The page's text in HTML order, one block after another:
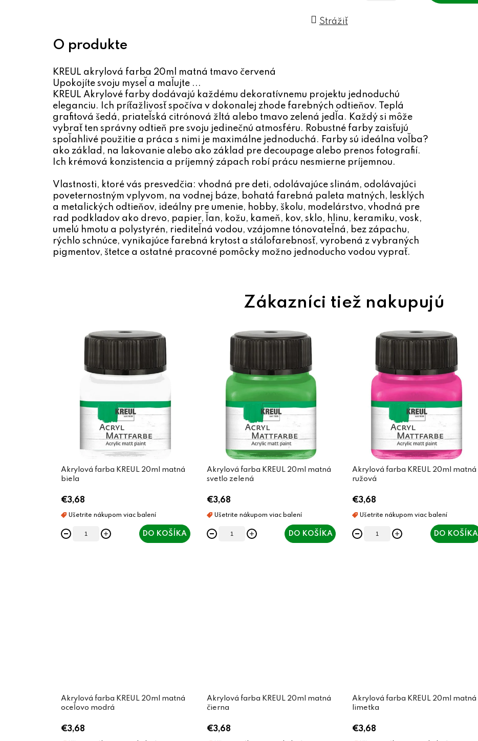
Strážiť
KREUL akrylová farba 20ml matná tmavo červená
Upokojíte svoju myseľ a maľujte ...
KREUL Akrylové farby dodávajú každému dekoratívnemu projektu jednoduchú
eleganciu. Ich príťažlivosť spočíva v dokonalej zhode farebných odtieňov. Teplá
grafitová šedá, priateľská citrónová žltá alebo tmavo zelená jedľa. Každý si môže
vybrať ten správny odtieň pre svoju jedinečnú atmosféru. Robustné farby zaisťujú
spoľahlivé použitie a práca s nimi je maximálne jednoduchá. Farby sú ideálna voľba?
ako základ, na lakovanie alebo ako základ pre decoupage alebo prenos fotografií.
Ich krémová konzistencia a príjemný zápach robí prácu nesmierne príjemnou.
Vlastnosti, ktoré vás presvedčia: vhodná pre deti, odolávajúce slinám, odolávajúci
poveternostným vplyvom, na vodnej báze, bohatá farebná paleta matných, lesklých
a metalických odtieňov, ideálny pre umenie, hobby, školu, modelárstvo, vhodná pre
rad podkladov ako drevo, papier, ľan, kožu, kameň, kov, sklo, hlinu, keramiku, vosk,
umelú hmotu a polystyrén, riediteľná vodou, vzájomne tónovateľná, bez zápachu,
rýchlo schnúce, vynikajúce farebná krytost a stálofarebnosť, vyrobená z vybraných
pigmentov, štetce a ostatné pracovné pomôcky možno jednoducho vodou vyprať.
Akrylová farba KREUL 20ml matná
biela
€3,68
DO KOŠÍKA
Akrylová farba KREUL 20ml matná
svetlo zelená
€3,68
DO KOŠÍKA
Akrylová farba KREUL 20ml matná
ružová
€3,68
DO KOŠÍKA
Akrylová farba KREUL 20ml matná
oceľovo modrá
€3,68
Akrylová farba KREUL 20ml matná
čierna
€3,68
Akrylová farba KREUL 20ml matná
limetka
€3,68